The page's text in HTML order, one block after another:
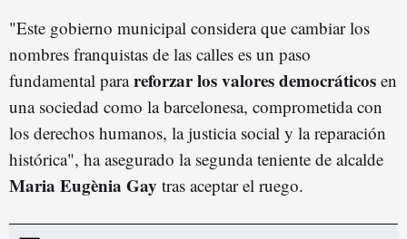
"Este gobierno municipal considera que cambiar los
nombres franquistas de las calles es un paso
fundamental parareforzar los valores democráticos en
una sociedad como la barcelonesa, comprometida con
los derechos humanos, la justicia social y la reparación
histórica", ha asegurado la segunda teniente de alcalde
Maria Eugènia Gay tras aceptar el ruego.